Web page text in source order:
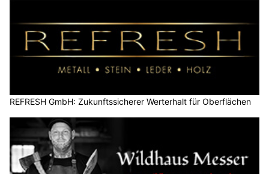
REFRESH GmbH: Zukunftssicherer Werterhalt für Oberflächen